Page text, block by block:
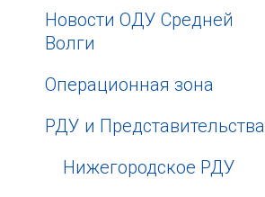
Новости ОДУ Средней
Волги
Операционная зона
РДУ и Представительства
Нижегородское РДУ